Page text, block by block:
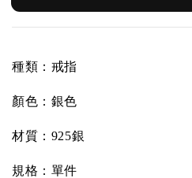
種類：戒指
顏色：銀色
材質：925銀
規格：單件